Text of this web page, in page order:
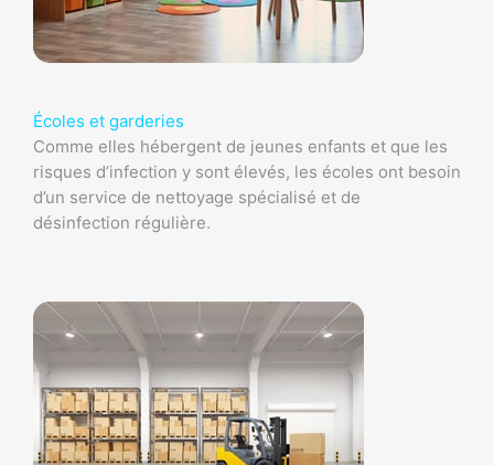
Écoles et garderies
Comme elles hébergent de jeunes enfants et que les
risques d’infection y sont élevés, les écoles ont besoin
d’un service de nettoyage spécialisé et de
désinfection régulière.